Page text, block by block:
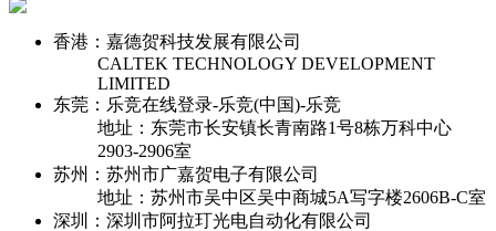
香港：嘉德贺科技发展有限公司
CALTEK TECHNOLOGY DEVELOPMENT
LIMITED
东莞：乐竞在线登录-乐竞(中国)-乐竞
地址：东莞市长安镇长青南路1号8栋万科中心
2903-2906室
苏州：苏州市广嘉贺电子有限公司
地址：苏州市吴中区吴中商城5A写字楼2606B-C室
深圳：深圳市阿拉玎光电自动化有限公司